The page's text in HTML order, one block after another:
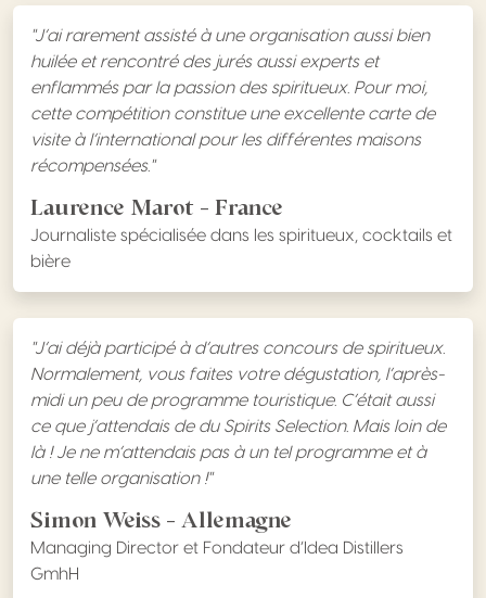
"J’ai rarement assisté à une organisation aussi bien
huilée et rencontré des jurés aussi experts et
enflammés par la passion des spiritueux. Pour moi,
cette compétition constitue une excellente carte de
visite à l’international pour les différentes maisons
récompensées."
Laurence Marot - France
Journaliste spécialisée dans les spiritueux, cocktails et
bière
"J’ai déjà participé à d’autres concours de spiritueux.
Normalement, vous faites votre dégustation, l’après-
midi un peu de programme touristique. C’était aussi
ce que j’attendais de du Spirits Selection. Mais loin de
là ! Je ne m’attendais pas à un tel programme et à
une telle organisation !"
Simon Weiss - Allemagne
Managing Director et Fondateur d’Idea Distillers
GmhH